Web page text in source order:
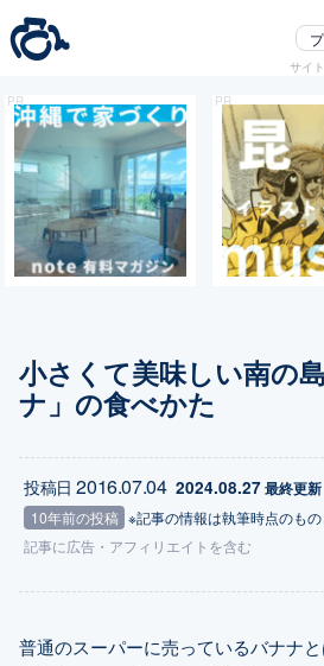
サイ
小さくて美味しい南の
ナ」の食べかた
投稿日2016.07.04 2024.08.27 最終更新
10年前の投稿 ※記事の情報は執筆時点のも
記事に広告 ・アフィリエイトを含む
普通のスーパーに売っているバナナと